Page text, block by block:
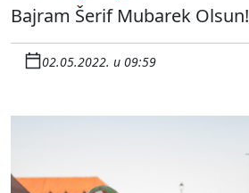
Bajram Šerif Mubarek Olsun!
02.05.2022. u 09:59